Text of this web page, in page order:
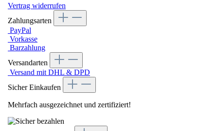
Vertrag widerrufen
Zahlungsarten
PayPal
Vorkasse
Barzahlung
Versandarten
Versand mit DHL & DPD
Sicher Einkaufen
Mehrfach ausgezeichnet und zertifiziert!